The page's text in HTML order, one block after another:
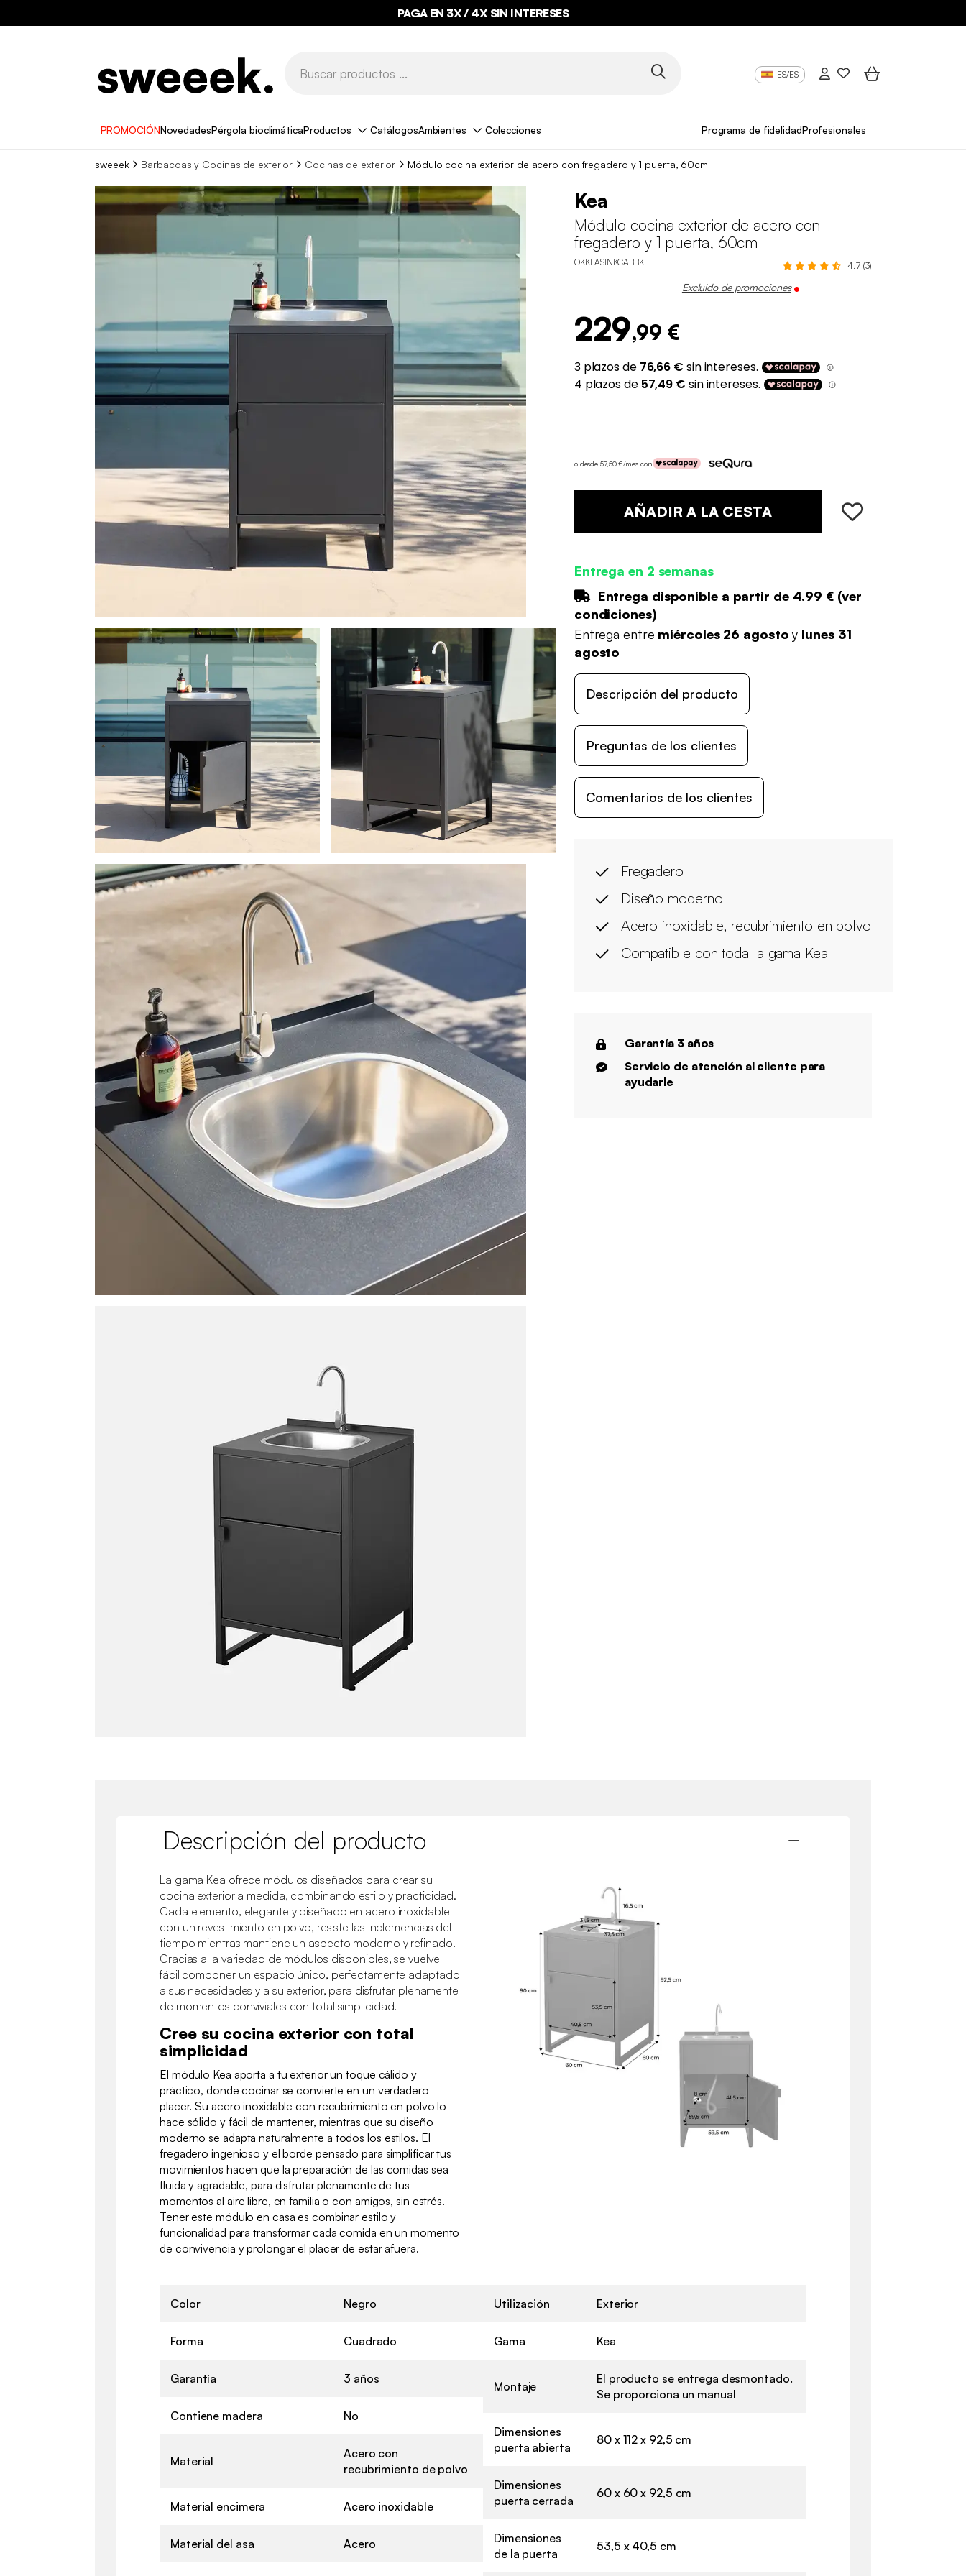
PAGA EN 3X / 4X SIN INTERESES
ES/ES
PROMOCIÓNNovedadesPérgola bioclimáticaProductos CatálogosAmbientes Colecciones Programa de fidelidadProfesionales
sweeek Barbacoas y Cocinas de exterior Cocinas de exterior Módulo cocina exterior de acero con fregadero y 1 puerta, 60cm
Kea
Módulo cocina exterior de acero con
fregadero y 1 puerta, 60cm
OKKEASINKCABBK 4.7 (3)
Excluido de promociones
229,99 €
o desde 57,50 €/mes con
AÑADIR A LA CESTA
Entrega en 2 semanas
Entrega disponible a partir de 4.99 € (ver
condiciones)
Entrega entre miércoles 26 agostoy lunes 31
agosto
Descripción del producto
Preguntas de los clientes
Comentarios de los clientes
Fregadero
Diseño moderno
Acero inoxidable, recubrimiento en polvo
Compatible con toda la gama Kea
Garantía 3 años
Servicio de atención al cliente para
ayudarle
Descripción del producto
La gama Kea ofrece módulos diseñados para crear su
cocina exterior a medida, combinando estilo y practicidad.
Cada elemento, elegante y diseñado en acero inoxidable
con un revestimiento en polvo, resiste las inclemencias del
tiempo mientras mantiene un aspecto moderno y refinado.
Gracias a la variedad de módulos disponibles, se vuelve
fácil componer un espacio único, perfectamente adaptado
a sus necesidades y a su exterior, para disfrutar plenamente
de momentos conviviales con total simplicidad.
Cree su cocina exterior con total
simplicidad
El módulo Kea aporta a tu exterior un toque cálido y
práctico, donde cocinar se convierte en un verdadero
placer. Su acero inoxidable con recubrimiento en polvo lo
hace sólido y fácil de mantener, mientras que su diseño
moderno se adapta naturalmente a todos los estilos. El
fregadero ingenioso y el borde pensado para simplificar tus
movimientos hacen que la preparación de las comidas sea
fluida y agradable, para disfrutar plenamente de tus
momentos al aire libre, en familia o con amigos, sin estrés.
Tener este módulo en casa es combinar estilo y
funcionalidad para transformar cada comida en un momento
de convivencia y prolongar el placer de estar afuera.
Color Negro
Forma Cuadrado
Garantía 3 años
Contiene madera No
Material
Acero con
recubrimiento de polvo
Material encimera Acero inoxidable
Material del asa Acero
Utilización Exterior
Gama Kea
Montaje
El producto se entrega desmontado.
Se proporciona un manual
Dimensiones
puerta abierta
80 x 112 x 92,5 cm
Dimensiones
puerta cerrada
60 x 60 x 92,5 cm
Dimensiones
de la puerta
53,5 x 40,5 cm